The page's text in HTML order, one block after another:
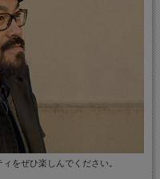
をぜひ楽しんでください。